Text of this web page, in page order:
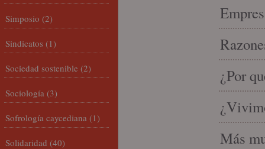
¿Por
Más
Simposio (2)
Sindicatos (1)
Sociedad sostenible (2)
Sociología (3)
Sofrología caycediana (1)
Solidaridad (40)